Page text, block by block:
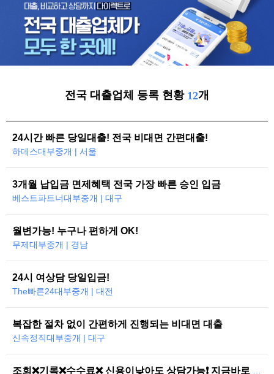
전국 대출업체 등록 현황 12개
24시간 빠른 당일대출! 전국 비대면 간편대출!
하데스대부중개 | 서울
3개월 납입금 면제혜택 전국 가장 빠른 승인 입금
베스트파트너대부중개 | 대구
월변가능! 누구나 편하게 OK!
무제대부중개 | 경남
24시 여상담 당일입금!
The빠른24대부중개 | 대전
복잡한 절차 없이 간편하게 진행되는 비대면 대출
신속정직대부중개 | 대구